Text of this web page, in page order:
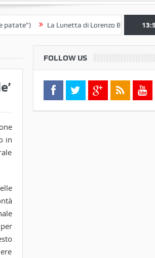
La Lunetta di Lorenzo Berrettini lascia il
in
FOLLOW US